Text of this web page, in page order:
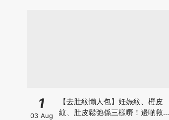
1
03 Aug
【去肚紋懶人包】妊娠紋、橙皮
紋、肚皮鬆弛係三樣嘢！邊啲救得